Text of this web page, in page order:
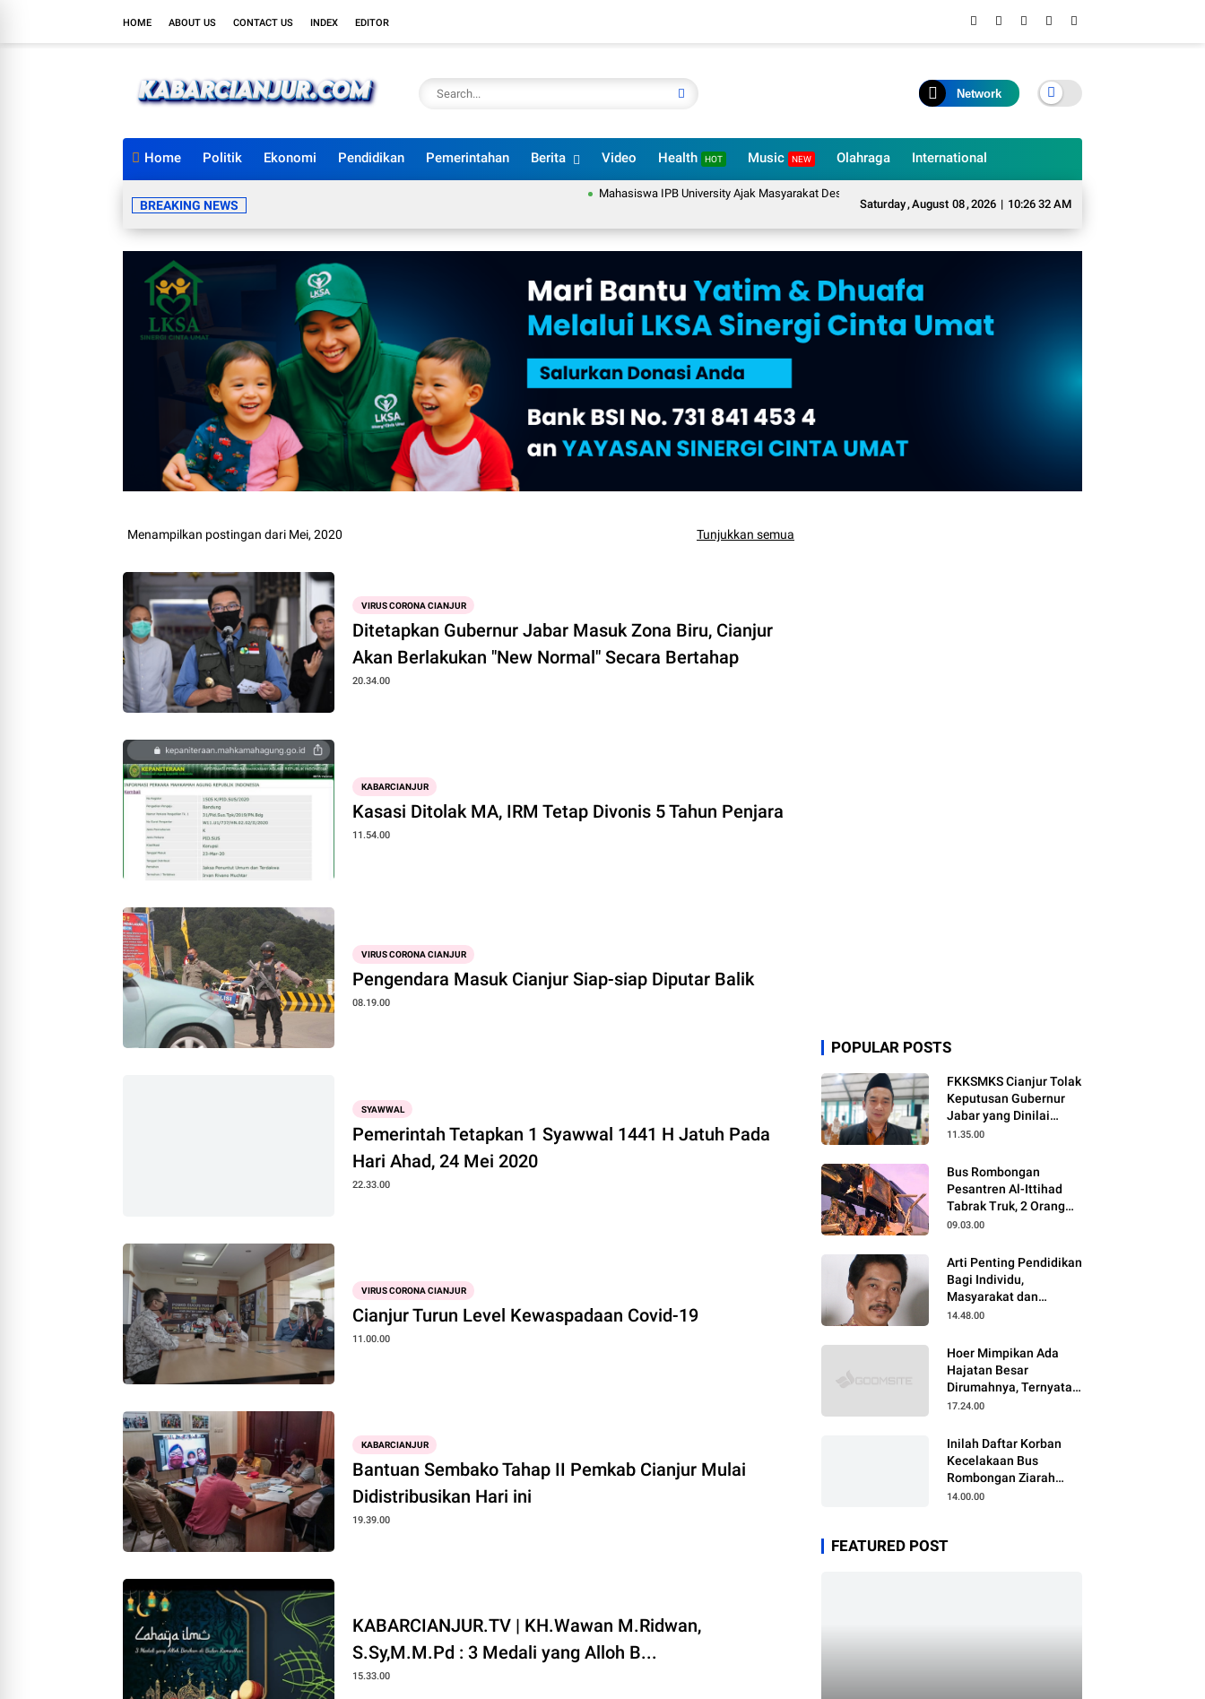
HOME ABOUT US CONTACT US INDEX EDITOR
Network
Home Politik Ekonomi Pendidikan Pemerintahan Berita Video Health HOT Music NEW Olahraga International
Saturday,August 08,2026 | 10:26 34 AM
BREAKING NEWS
Mahasiswa IPB University Ajak Masyarakat Desa Sukarame Mengubah Sampah Organik Menjadi Eco Enzyme yang Memiliki
Menampilkan postingan dari Mei, 2020 Tunjukkan semua
VIRUS CORONA CIANJUR
Ditetapkan Gubernur Jabar Masuk Zona Biru, Cianjur
Akan Berlakukan "New Normal" Secara Bertahap
20.34.00
KABARCIANJUR
Kasasi Ditolak MA, IRM Tetap Divonis 5 Tahun Penjara
11.54.00
VIRUS CORONA CIANJUR
Pengendara Masuk Cianjur Siap-siap Diputar Balik
08.19.00
SYAWWAL
Pemerintah Tetapkan 1 Syawwal 1441 H Jatuh Pada
Hari Ahad, 24 Mei 2020
22.33.00
VIRUS CORONA CIANJUR
Cianjur Turun Level Kewaspadaan Covid-19
11.00.00
KABARCIANJUR
Bantuan Sembako Tahap II Pemkab Cianjur Mulai
Didistribusikan Hari ini
19.39.00
KABARCIANJUR.TV | KH.Wawan M.Ridwan,
S.Sy,M.M.Pd : 3 Medali yang Alloh B...
15.33.00
POPULAR POSTS
FKKSMKS Cianjur Tolak
Keputusan Gubernur
Jabar yang Dinilai
Merugikan Sekolah
11.35.00
Bus Rombongan
Pesantren Al-Ittihad
Tabrak Truk, 2 Orang
Meninggal Dunia
09.03.00
Arti Penting Pendidikan
Bagi Individu,
Masyarakat dan
Negara
14.48.00
Hoer Mimpikan Ada
Hajatan Besar
Dirumahnya, Ternyata
Anaknya Pulang Dalam
17.24.00
Inilah Daftar Korban
Kecelakaan Bus
Rombongan Ziarah
Walisongo Pesantren
14.00.00
FEATURED POST